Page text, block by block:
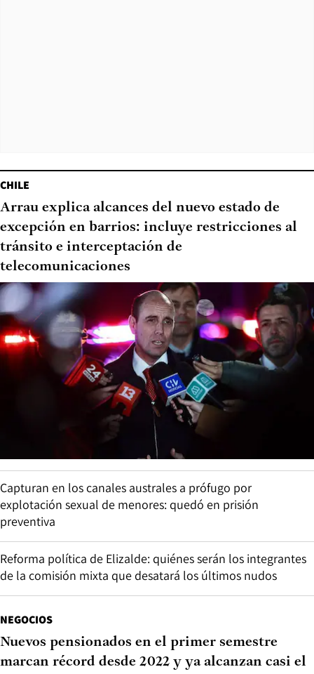
CHILE
Arrau explica alcances del nuevo estado de
excepción en barrios: incluye restricciones al
tránsito e interceptación de
telecomunicaciones
Capturan en los canales australes a prófugo por
explotación sexual de menores: quedó en prisión
preventiva
Reforma política de Elizalde: quiénes serán los integrantes
de la comisión mixta que desatará los últimos nudos
NEGOCIOS
Nuevos pensionados en el primer semestre
marcan récord desde 2022 y ya alcanzan casi el